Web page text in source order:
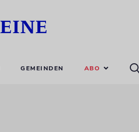
GEMEINDEN ABO